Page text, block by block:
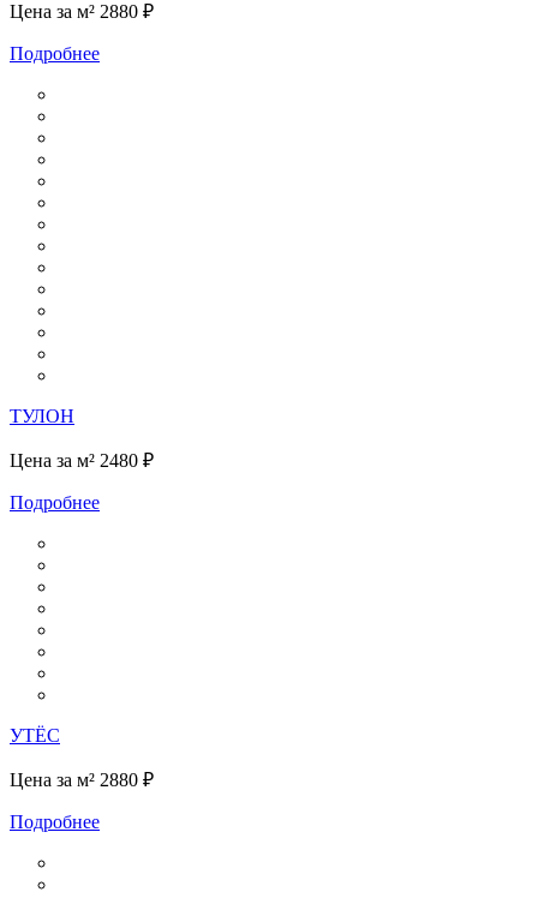
Цена за м² 2880 ₽
Подробнее
ТУЛОН
Цена за м² 2480 ₽
Подробнее
УТЁС
Цена за м² 2880 ₽
Подробнее